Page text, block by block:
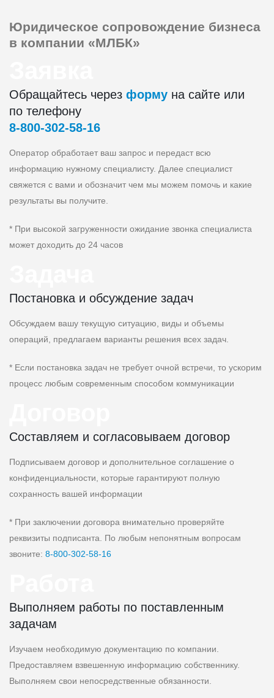
Юридическое сопровождение бизнеса
в компании «МЛБК»
Обращайтесь через форму на сайте или
по телефону
8‑800‑302‑58‑16
Оператор обработает ваш запрос и передаст всю
информацию нужному специалисту. Далее специалист
свяжется с вами и обозначит чем мы можем помочь и какие
результаты вы получите.
* При высокой загруженности ожидание звонка специалиста
может доходить до 24 часов
Постановка и обсуждение задач
Обсуждаем вашу текущую ситуацию, виды и объемы
операций, предлагаем варианты решения всех задач.
* Если постановка задач не требует очной встречи, то ускорим
процесс любым современным способом коммуникации
Составляем и согласовываем договор
Подписываем договор и дополнительное соглашение о
конфиденциальности, которые гарантируют полную
сохранность вашей информации
* При заключении договора внимательно проверяйте
реквизиты подписанта. По любым непонятным вопросам
звоните: 8‑800‑302‑58‑16
Выполняем работы по поставленным
задачам
Изучаем необходимую документацию по компании.
Предоставляем взвешенную информацию собственнику.
Выполняем свои непосредственные обязанности.